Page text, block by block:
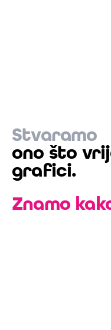
MID Marketing
Stvaramo
ono što
oblikovanju.
Znamo